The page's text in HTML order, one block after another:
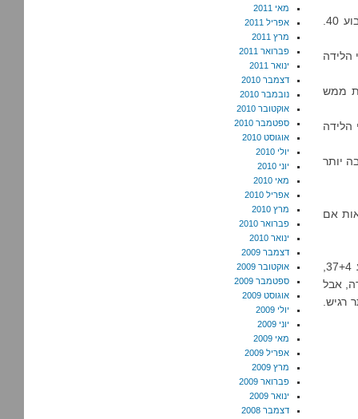
הלידה
ממש
הלידה
יותר
אם
אבל
רגיש.
מאי 2011
אפריל 2011
מרץ 2011
פברואר 2011
ינואר 2011
דצמבר 2010
נובמבר 2010
אוקטובר 2010
ספטמבר 2010
אוגוסט 2010
יולי 2010
יוני 2010
מאי 2010
אפריל 2010
מרץ 2010
פברואר 2010
ינואר 2010
דצמבר 2009
אוקטובר 2009
ספטמבר 2009
אוגוסט 2009
יולי 2009
יוני 2009
מאי 2009
אפריל 2009
מרץ 2009
פברואר 2009
ינואר 2009
דצמבר 2008